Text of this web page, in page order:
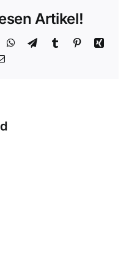
Artikel!
WhatsApp
TelegramTumblr PinterestXing
E-